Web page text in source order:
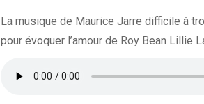
La musique de Maurice Jarre difficile à
pour évoquer l’amour de Roy Bean Lillie